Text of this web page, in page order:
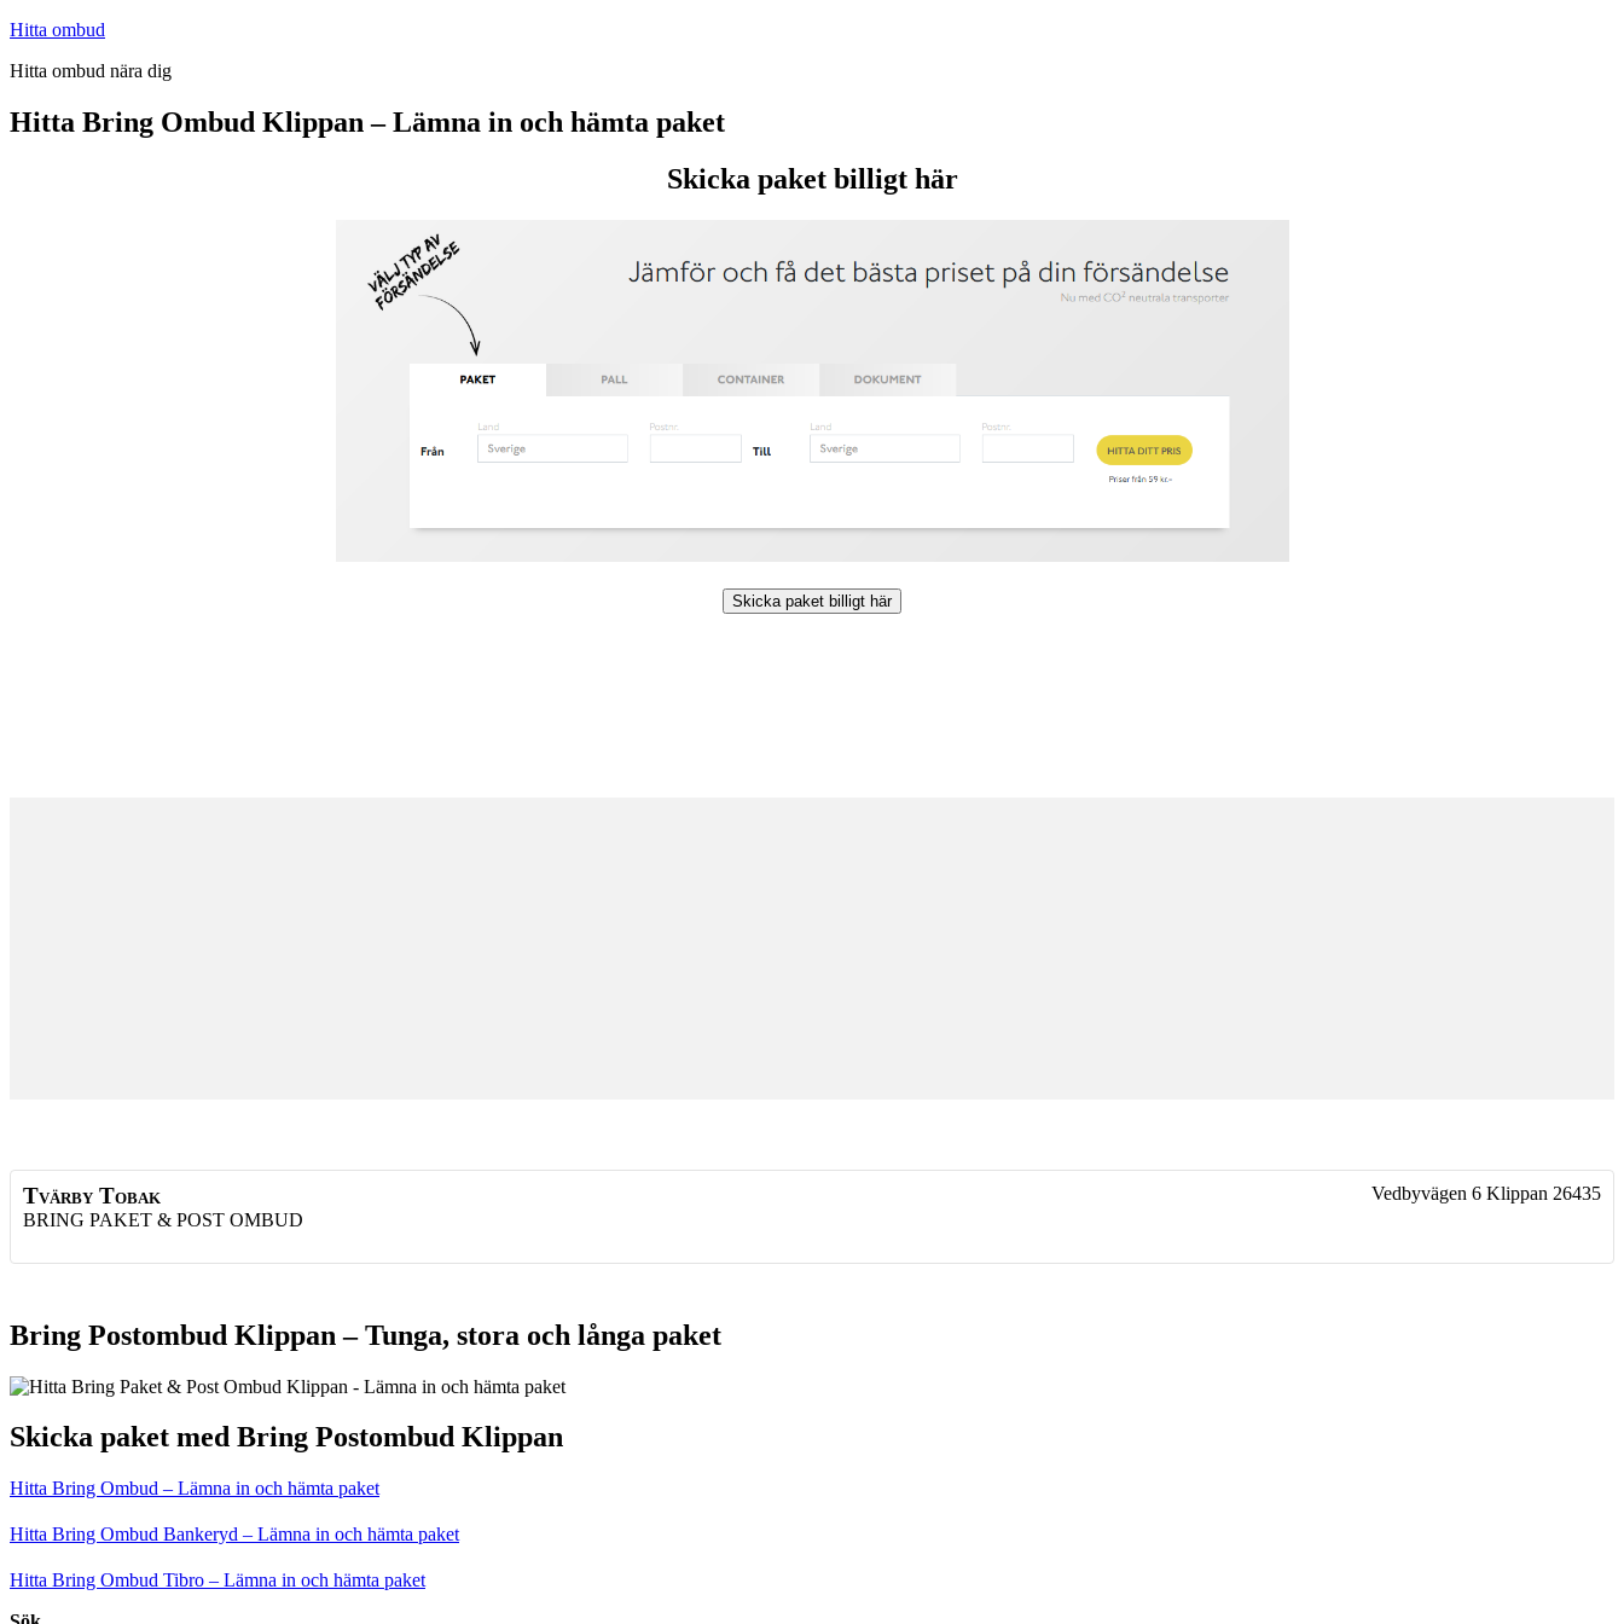
Hoppa
innehåll
Hitta ombud
Hitta ombud nära dig
Hitta Bring Ombud Klippan – Lämna in och hämta paket
Skicka paket billigt här
Skicka paket billigt här
Tvärby Tobak
BRING PAKET & POST OMBUD
Vedbyvägen 6 Klippan 26435
Bring Postombud Klippan – Tunga, stora och långa paket
Skicka paket med Bring Postombud Klippan
Hitta Bring Ombud – Lämna in och hämta paket
Hitta Bring Ombud Bankeryd – Lämna in och hämta paket
Hitta Bring Ombud Tibro – Lämna in och hämta paket